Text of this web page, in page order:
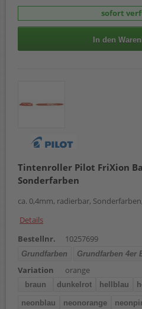
sofort
In den
Tintenroller Pilot FriXion
Sonderfarben
ca. 0,4mm, radierbar,
Details
Bestellnr.
10257699
Grundfarben Grundfarben 4er
Variation orange
braun dunkelrot hellblau
neonblau neonorange